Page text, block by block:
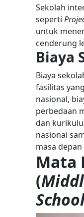
Sekolah
seperti
untuk
cenderung
Biaya
Biaya
fasilitas
nasional,
perbedaan
dan
nasional
masa
Mata
(